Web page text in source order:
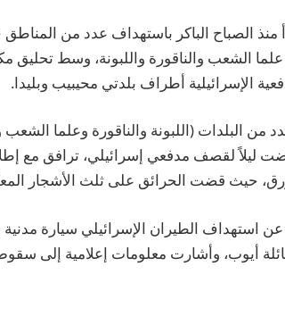
الصباح الباكر باستهداف عدد من المناطق
الشعب والناقورة واللبونة، وسط تحليق
الإسرائيلية أطراف بلدتي محيبيب وبليدا.
من البلدات (اللبونة والناقورة وعلما
ليلاً لقصف مدفعي إسرائيلي، ترافق مع
حيث قضت الحرائق على ثلث الأشجار
أيوب، وأشارت معلومات إعلامية إلى سقوط 3